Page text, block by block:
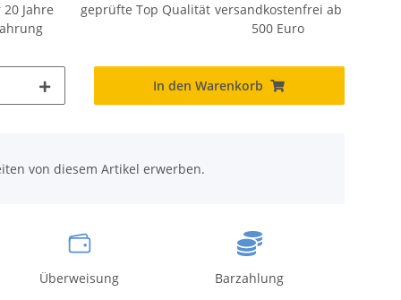
Jahre
geprüfte Top Qualität versandkostenfrei ab
500 Euro
In den Warenkorb
von diesem Artikel erwerben.
Überweisung Barzahlung